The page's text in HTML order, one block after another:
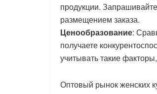
продукции.
размещением заказа.
Ценообразование:
получаете
учитывать такие
Оптовый рынок женских